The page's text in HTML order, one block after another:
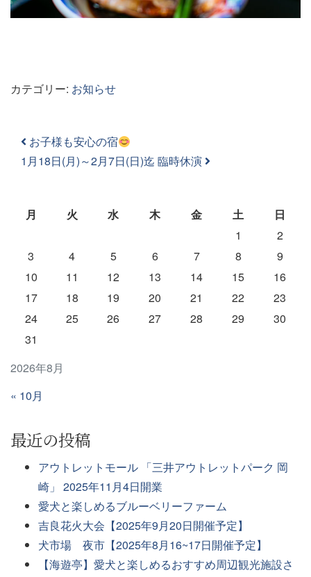
カテゴリー: お知らせ
投稿ナビゲーション
お子様も安心の宿
1月18日(月)～2月7日(日)迄 臨時休演
2026年8月
月 火 水 木 金 土
日
1
2
3
4 5 6 7 8
9
10
11 12 13 14 15
16
17
18 19 20 21 22
23
24
25 26 27 28 29
30
31
« 10月
最近の投稿
アウトレットモール 「三井アウトレットパーク 岡
崎」 2025年11月4日開業
愛犬と楽しめるブルーベリーファーム
吉良花火大会【2025年9月20日開催予定】
犬市場 夜市【2025年8月16~17日開催予定】
【海遊亭】愛犬と楽しめるおすすめ周辺観光施設さ